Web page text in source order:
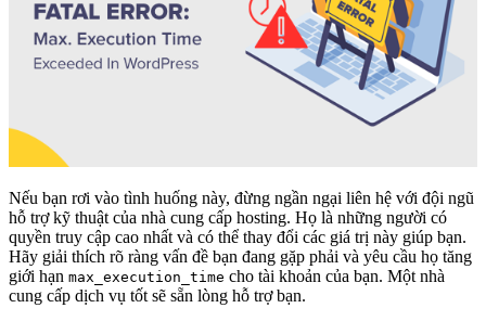
Nếu bạn rơi vào tình huống này, đừng ngần ngại liên hệ với đội ngũ
hỗ trợ kỹ thuật của nhà cung cấp hosting. Họ là những người có
quyền truy cập cao nhất và có thể thay đổi các giá trị này giúp bạn.
Hãy giải thích rõ ràng vấn đề bạn đang gặp phải và yêu cầu họ tăng
giới hạn max_execution_time cho tài khoản của bạn. Một nhà
cung cấp dịch vụ tốt sẽ sẵn lòng hỗ trợ bạn.